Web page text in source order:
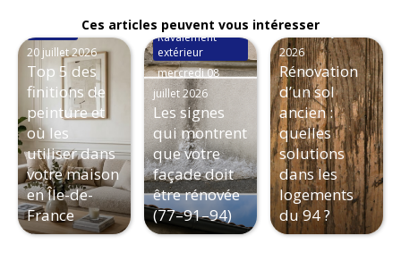
Ces articles peuvent vous intéresser
lundi
20 juillet 2026
Top 5 des
finitions de
peinture et
où les
utiliser dans
votre maison
en Île-de-
France
Ravalement
extérieur
mercredi 08
juillet 2026
Les signes
qui montrent
que votre
façade doit
être rénovée
(77–91–94)
mardi 16 juin
2026
Rénovation
d’un sol
ancien :
quelles
solutions
dans les
logements
du 94 ?